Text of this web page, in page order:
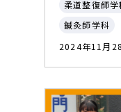
柔道整復師学
鍼灸師学科
2024年11月